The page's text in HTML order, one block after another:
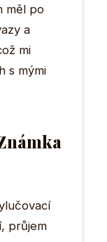
měl po
a
mi
s mými
průjem